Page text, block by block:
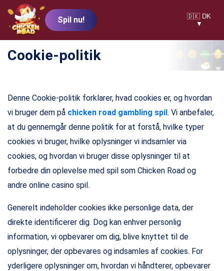
Spil nu!
🇩🇰 DK
▼
Cookie-politik
Denne Cookie-politik forklarer, hvad cookies er, og hvordan
vi bruger dem på chicken road gambling spil. Vi anbefaler,
at du gennemgår denne politik for at forstå, hvilke typer
cookies vi bruger, hvilke oplysninger vi indsamler via
cookies, og hvordan vi bruger disse oplysninger til at
forbedre din oplevelse med spil som Chicken Road og
andre online casino spil.
Generelt indeholder cookies ikke personlige data, der
direkte identificerer dig. Dog kan enhver personlig
information, vi opbevarer om dig, blive knyttet til de
oplysninger, der opbevares og indsamles af cookies. For
yderligere oplysninger om, hvordan vi håndterer, opbevarer